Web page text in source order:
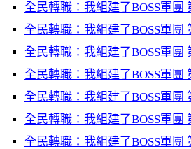
全民轉職：我組建了BOSS軍團
全民轉職：我組建了BOSS軍團
全民轉職：我組建了BOSS軍團
全民轉職：我組建了BOSS軍團
全民轉職：我組建了BOSS軍團
全民轉職：我組建了BOSS軍團
全民轉職：我組建了BOSS軍團